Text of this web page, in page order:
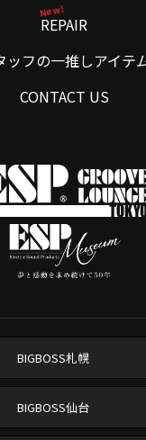
REPAIR
New!
ッフの一推しアイテ
CONTACT US
BIGBOSS札幌
BIGBOSS仙台